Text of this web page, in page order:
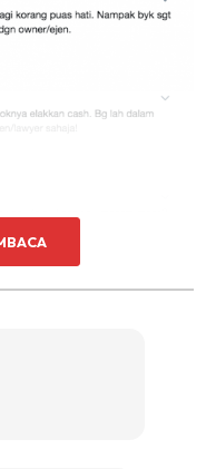
dan elegant
sekarang di